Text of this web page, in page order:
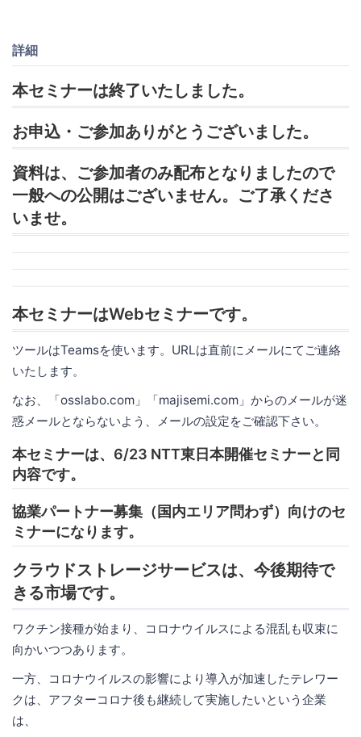
詳細
本セミナーは終了いたしました。
お申込・ご参加ありがとうございました。
資料は、ご参加者のみ配布となりましたので
一般への公開はございません。ご了承くださ
いませ。
本セミナーはWebセミナーです。
ツールはTeamsを使います。URLは直前にメールにてご連絡
いたします。
なお、「osslabo.com」「majisemi.com」からのメールが迷
惑メールとならないよう、メールの設定をご確認下さい。
本セミナーは、6/23 NTT東日本開催セミナーと同
内容です。
協業パートナー募集（国内エリア問わず）向けのセ
ミナーになります。
クラウドストレージサービスは、今後期待で
きる市場です。
ワクチン接種が始まり、コロナウイルスによる混乱も収束に
向かいつつあります。
一方、コロナウイルスの影響により導入が加速したテレワー
クは、アフターコロナ後も継続して実施したいという企業
は、